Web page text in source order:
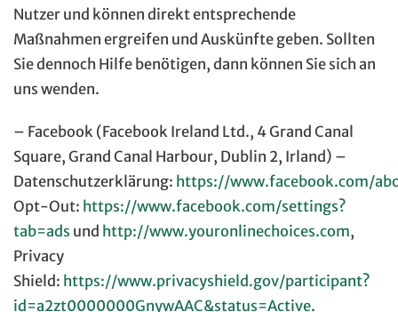
Nutzer und können direkt entsprechende
Maßnahmen ergreifen und Auskünfte geben. Sollten
Sie dennoch Hilfe benötigen, dann können Sie sich an
uns wenden.
– Facebook (Facebook Ireland Ltd., 4 Grand Canal
Square, Grand Canal Harbour, Dublin 2, Irland) –
Datenschutzerklärung: https://www.facebook.com/
Opt-Out: https://www.facebook.com/settings?
tab=ads und http://www.youronlinechoices.com,
Privacy
Shield: https://www.privacyshield.gov/participant?
id=a2zt0000000GnywAAC&status=Active.